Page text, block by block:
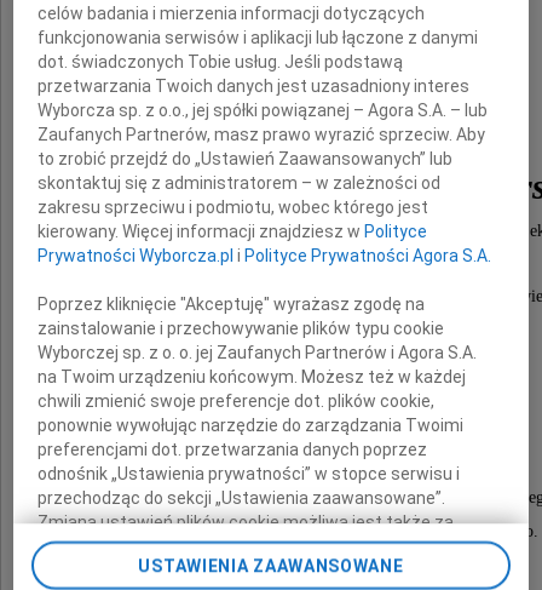
lek. med. Leszek
najukochańszy Mąż, Tato, Brat, Dziadzio i
Przeżywszy lat 80, zmarł tragicznie w Rzeszowie
dnia 6 maja 2013 roku.
Msza święta żałobna odprawiona zostanie
w środę 15 maja 2013 roku o godzinie 12.20
w kaplicy na Cmentarzu Rakowickim,
po czym nastąpi odprowadzenie Prochów
na miejsce spoczynku do grobowca rodzinnego.
celów badania i mierzenia informacji dotyczących
funkcjonowania serwisów i aplikacji lub łączone z danymi
dot. świadczonych Tobie usług. Jeśli podstawą
przetwarzania Twoich danych jest uzasadniony interes
Wyborcza sp. z o.o., jej spółki powiązanej – Agora S.A. – lub
Zaufanych Partnerów, masz prawo wyrazić sprzeciw. Aby
to zrobić przejdź do „Ustawień Zaawansowanych” lub
skontaktuj się z administratorem – w zależności od
zakresu sprzeciwu i podmiotu, wobec którego jest
kierowany. Więcej informacji znajdziesz w Polityce
Prywatności Wyborcza.pl i Polityce Prywatności Agora S.A.
Poprzez kliknięcie "Akceptuję" wyrażasz zgodę na
zainstalowanie i przechowywanie plików typu cookie
Wyborczej sp. z o. o. jej Zaufanych Partnerów i Agora S.A.
na Twoim urządzeniu końcowym. Możesz też w każdej
chwili zmienić swoje preferencje dot. plików cookie,
ponownie wywołując narzędzie do zarządzania Twoimi
preferencjami dot. przetwarzania danych poprzez
odnośnik „Ustawienia prywatności” w stopce serwisu i
przechodząc do sekcji „Ustawienia zaawansowane”.
Zmiana ustawień plików cookie możliwa jest także za
pomocą ustawień przeglądarki.
USTAWIENIA ZAAWANSOWANE